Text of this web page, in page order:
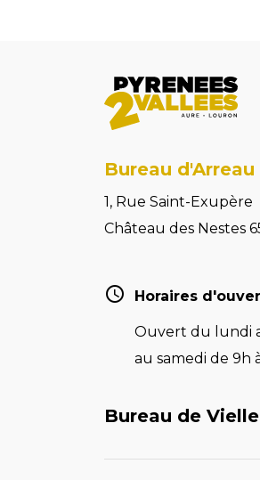
Bureau d'Arreau
1, Rue Saint-Exupère
Château des Nestes
Horaires
Ouvert du lundi
au samedi de 9h
Bureau de